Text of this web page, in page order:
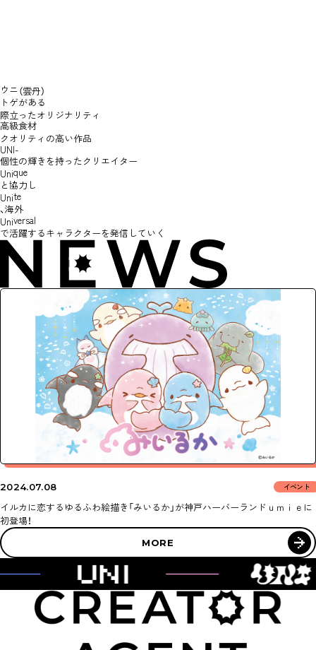
TOP
ABOUT
NEWS
AGENT
SUPPORT
CONTACT
ウニ（雲丹）
トゲがある
際立ったオリジナリティ​
高級食材
クオリティの高い作品
UNI-
個性の輝きを持ったクリエイター
Unique
と協力し
Unite
、海外
Universal
で活躍するキャラクターを発信していく
2024 07.08
イルカに恋するゆるふわ絵描き「みいるか」が神戸ハーバーランドｕｍｉｅに
初登場！
イベント
MORE